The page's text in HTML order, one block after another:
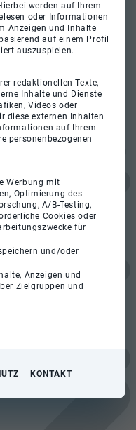
werden auf Ihrem
oder Informationen
Anzeigen und Inhalte
auf einem Profil
auszuspielen.
redaktionellen Texte,
Inhalte und Dienste
Videos oder
diese externen Inhalten
auf Ihrem
personenbezogenen
Werbung mit
Optimierung des
A/B-Testing,
Cookies oder
für
und/oder
Anzeigen und
Zielgruppen und
KONTAKT